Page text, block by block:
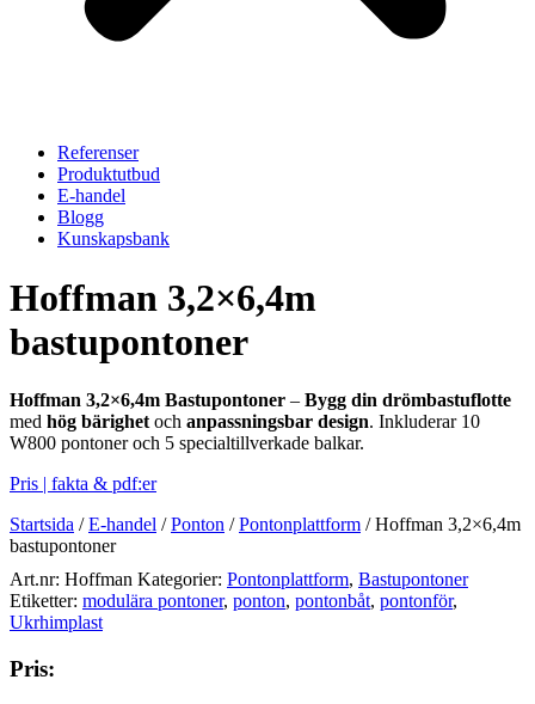
Referenser
Produktutbud
E-handel
Blogg
Kunskapsbank
Hoffman 3,2×6,4m
bastupontoner
Hoffman 3,2×6,4m Bastupontoner – Bygg din drömbastuflotte
med hög bärighet och anpassningsbar design. Inkluderar 10
W800 pontoner och 5 specialtillverkade balkar.
Pris | fakta & pdf:er
Startsida /E-handel /Ponton /Pontonplattform /Hoffman 3,2×6,4m
bastupontoner
Art.nr: Hoffman Kategorier: Pontonplattform, Bastupontoner
Etiketter: modulära pontoner, ponton, pontonbåt, pontonför,
Ukrhimplast
Pris: